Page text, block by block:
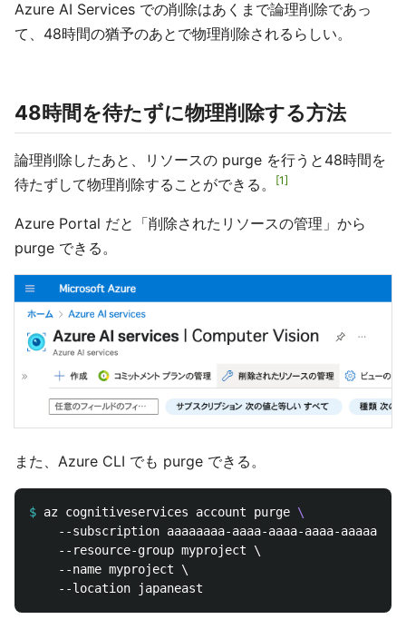
Azure AI Services での削除はあくまで論理削除であっ
て、48時間の猶予のあとで物理削除されるらしい。
48時間を待たずに物理削除する方法
論理削除したあと、リソースの purge を行うと48時間を
待たずして物理削除することができる。
1
Azure Portal だと「削除されたリソースの管理」から
purge できる。
また、Azure CLI でも purge できる。
$ az cognitiveservices account purge \
--subscription aaaaaaaa-aaaa-aaaa-aaaa-
    --resource-group myproject \
    --name myproject \